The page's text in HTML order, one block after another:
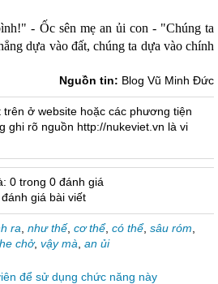
- Ốc sên mẹ an ủi con - "Chúng ta
dựa vào đất, chúng ta dựa vào chính
Nguồn tin: Blog Vũ Minh Đức
ở website hoặc các phương tiện
ghi rõ nguồn http://nukeviet.vn là vi
0 trong 0 đánh giá
giá bài viết
ra như thế, cơ thể, có thể, sâu róm
chở, vậy mà an ủi
để sử dụng chức năng này